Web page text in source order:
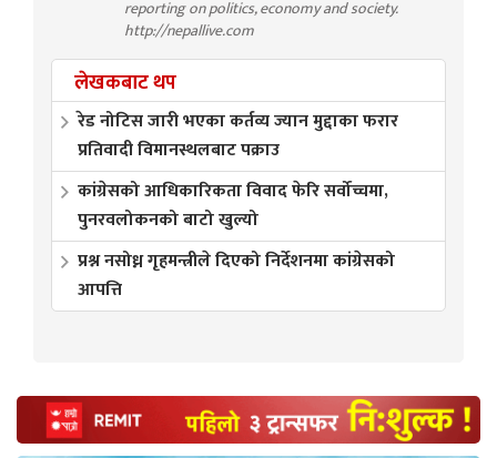
reporting on politics, economy and society.
http://nepallive.com
लेखकबाट थप
रेड नोटिस जारी भएका कर्तव्य ज्यान मुद्दाका फरार
प्रतिवादी विमानस्थलबाट पक्राउ
कांग्रेसको आधिकारिकता विवाद फेरि सर्वोच्चमा,
पुनरवलोकनको बाटो खुल्यो
प्रश्न नसोध्न गृहमन्त्रीले दिएको निर्देशनमा कांग्रेसको
आपत्ति